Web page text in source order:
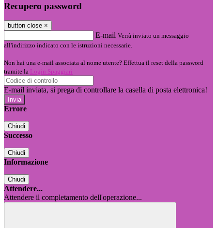
Recupero password
button close ×
E-mail Verrà inviato un messaggio
all'indirizzo indicato con le istruzioni necessarie.
Non hai una e-mail associata al nome utente? Effettua il reset della password
tramite la Login Spaggiari
E-mail inviata, si prega di controllare la casella di posta elettronica!
Errore
Chiudi
Successo
Chiudi
Informazione
Chiudi
Attendere...
Attendere il completamento dell'operazione...